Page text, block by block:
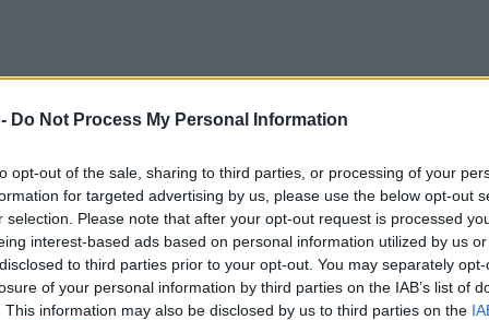
Do Not Process My Personal Information
opt-out of the sale, sharing to third parties, or processing of your
for targeted advertising by us, please use the below opt-out
selection. Please note that after your opt-out request is processed
interest-based ads based on personal information utilized by us
to third parties prior to your opt-out. You may separately
of your personal information by third parties on the IAB’s list of
This information may also be disclosed by us to third parties on the
ότι η νέα συμφωνία αποκαθιστά κανόνες
στην πράξη. Τονίζει ότι η παράνομη
στην Ευρώπη την τελευταία δεκαετία και
και Ιταλίας επανέρχεται η τάξη στην
επίσης ότι η προστασία των
επιστροφές θα ανακουφίσουν τα κράτη